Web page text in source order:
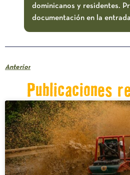
dominicanos y residentes.
documentación en la
Anterior
Publicaciones